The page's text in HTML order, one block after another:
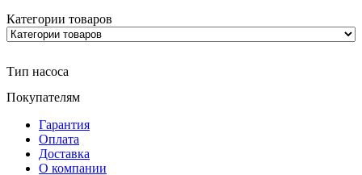
Категории товаров
Тип насоса
Покупателям
Гарантия
Оплата
Доставка
О компании